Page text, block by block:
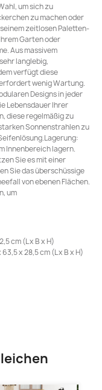
um sich zu
zu machen oder
zeitlosen Paletten-
Garten oder
Aus massivem
langlebig,
verfügt diese
wenig Wartung.
Designs in jeder
Lebensdauer Ihrer
diese regelmäßig zu
Sonnenstrahlen zu
Innenbereich lagern.
Sie es mit einer
Sie das überschüssige
von ebenen Flächen.
um
cm (L x B x H)
x 28,5 cm (L x B x H)